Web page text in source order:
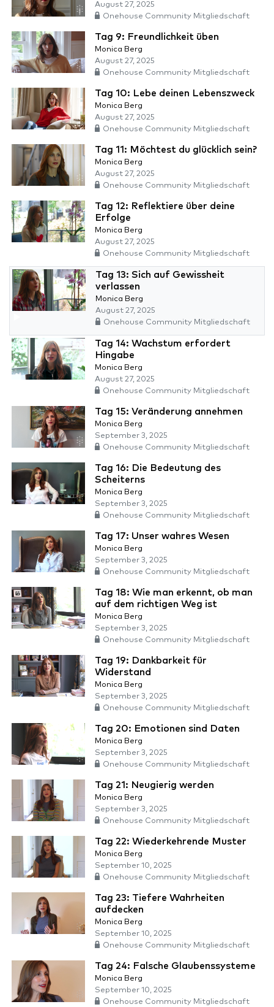
August 27, 2025
Onehouse Community Mitgliedschaft
Tag 9: Freundlichkeit üben
Monica Berg
August 27, 2025
Onehouse Community Mitgliedschaft
Tag 10: Lebe deinen Lebenszweck
Monica Berg
August 27, 2025
Onehouse Community Mitgliedschaft
Tag 11: Möchtest du glücklich sein?
Monica Berg
August 27, 2025
Onehouse Community Mitgliedschaft
Tag 12: Reflektiere über deine
Erfolge
Monica Berg
August 27, 2025
Onehouse Community Mitgliedschaft
Tag 13: Sich auf Gewissheit
verlassen
Monica Berg
August 27, 2025
Onehouse Community Mitgliedschaft
Tag 14: Wachstum erfordert
Hingabe
Monica Berg
August 27, 2025
Onehouse Community Mitgliedschaft
Tag 15: Veränderung annehmen
Monica Berg
September 3, 2025
Onehouse Community Mitgliedschaft
Tag 16: Die Bedeutung des
Scheiterns
Monica Berg
September 3, 2025
Onehouse Community Mitgliedschaft
Tag 17: Unser wahres Wesen
Monica Berg
September 3, 2025
Onehouse Community Mitgliedschaft
Tag 18: Wie man erkennt, ob man
auf dem richtigen Weg ist
Monica Berg
September 3, 2025
Onehouse Community Mitgliedschaft
Tag 19: Dankbarkeit für
Widerstand
Monica Berg
September 3, 2025
Onehouse Community Mitgliedschaft
Tag 20: Emotionen sind Daten
Monica Berg
September 3, 2025
Onehouse Community Mitgliedschaft
Tag 21: Neugierig werden
Monica Berg
September 3, 2025
Onehouse Community Mitgliedschaft
Tag 22: Wiederkehrende Muster
Monica Berg
September 10, 2025
Onehouse Community Mitgliedschaft
Tag 23: Tiefere Wahrheiten
aufdecken
Monica Berg
September 10, 2025
Onehouse Community Mitgliedschaft
Tag 24: Falsche Glaubenssysteme
Monica Berg
September 10, 2025
Onehouse Community Mitgliedschaft